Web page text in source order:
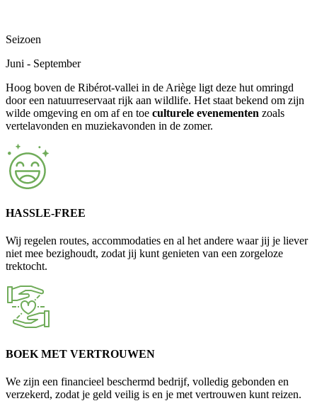
Seizoen
Juni - September
Hoog boven de Ribérot-vallei in de Ariège ligt deze hut omringd
door een natuurreservaat rijk aan wildlife. Het staat bekend om zijn
wilde omgeving en om af en toe culturele evenementen zoals
vertelavonden en muziekavonden in de zomer.
HASSLE-FREE
Wij regelen routes, accommodaties en al het andere waar jij je liever
niet mee bezighoudt, zodat jij kunt genieten van een zorgeloze
trektocht.
BOEK MET VERTROUWEN
We zijn een financieel beschermd bedrijf, volledig gebonden en
verzekerd, zodat je geld veilig is en je met vertrouwen kunt reizen.